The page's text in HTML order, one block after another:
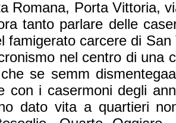
Romana, Porta Vittoria,
tanto parlare delle
famigerato carcere di
nel centro di una
se semm
con i casermoni degli
dato vita a quartieri